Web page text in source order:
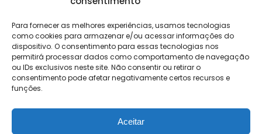
Para fornecer as melhores experiências, usamos tecnologias
como cookies para armazenar e/ou acessar informações do
dispositivo. O consentimento para essas tecnologias nos
permitirá processar dados como comportamento de navegação
ou IDs exclusivos neste site. Não consentir ou retirar o
consentimento pode afetar negativamente certos recursos e
funções.
Aceitar